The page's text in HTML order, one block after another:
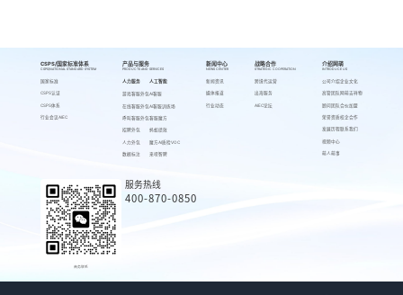
CSPS/国家标准体系
CSPS/NATIONAL STANDARD SYSTEM
国家标准
CSPS认证
CSPS体系
行业会议AIEC
产品与服务
PRODUCTS AND SERVICES
人力服务
游戏客服外包
在线客服外包
呼叫客服外包
招聘外包
人力外包
数据标注
人工智能
AI客服
AI客服训练场
客服魔方
蚂蚁绩效
魔方AI质检VOC
来呗智聘
新闻中心
NEWS CENTER
新闻资讯
媒体报道
行业动态
战略合作
STRATEGIC COOPERATION
跨境代运营
出海服务
AIEC论坛
介绍网萌
INTRODUCE US
公司介绍
高管团队
顾问团队
荣誉资质
发展历程
视频中心
萌人萌事
企业文化
网萌吉祥物
合伙加盟
校企合作
联系我们
商务联系
服务热线
400-870-0850